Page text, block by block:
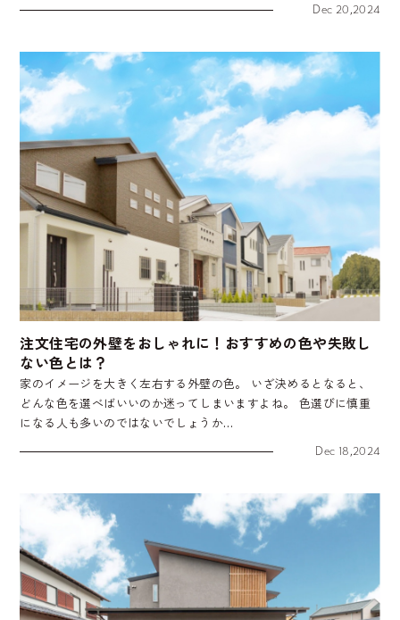
Dec 20,2024
注文住宅の外壁をおしゃれに！おすすめの色や失敗し
ない色とは？
家のイメージを大きく左右する外壁の色。 いざ決めるとなると、
どんな色を選べばいいのか迷ってしまいますよね。 色選びに慎重
になる人も多いのではないでしょうか…
Dec 18,2024